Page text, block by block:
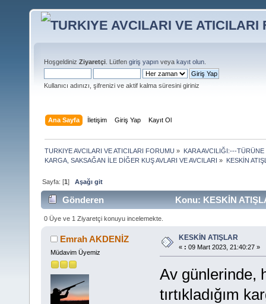
Hoşgeldiniz Ziyaretçi . Lütfen giriş yapın veya kayıt olun
Kullanıcı adınızı, şifrenizi ve aktif kalma süresini giriniz
Ana Sayfa İletişim Giriş Yap Kayıt Ol
TURKIYE AVCILARI VE ATICILARI FORUMU » KARA AVCILIĞI:---
KARGA, SAKSAĞAN İLE DİĞER KUŞ AVLARI VE AVCILARI » KESKİN
Sayfa: [1]Aşağı git
Gönderen Konu: KESKİN
0 Üye ve 1 Ziyaretçi konuyu incelemekte.
Emrah AKDENİZ
Müdavim Üyemiz
KESKİN ATIŞLAR
« : 09 Mart 2023, 21:40:27 »
Av günlerinde,
tırtıkladığım